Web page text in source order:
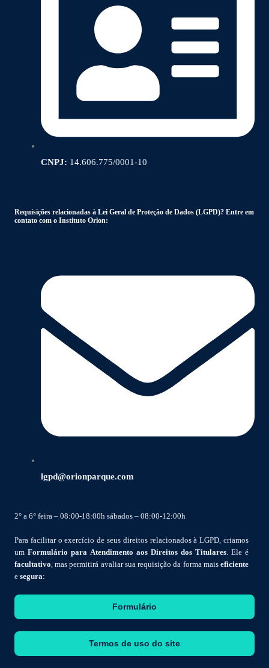
CNPJ: 14.606.775/0001-10
Requisições relacionadas à Lei Geral de Proteção de Dados (LGPD)? Entre em
contato com o Instituto Orion:
lgpd@orionparque.com
2° a 6° feira – 08:00-18:00h sábados – 08:00-12:00h
Para facilitar o exercício de seus direitos relacionados à LGPD, criamos
um Formulário para Atendimento aos Direitos dos Titulares . Ele é
facultativo , mas permitirá avaliar sua requisição da forma mais eficiente
e segura:
Formulário
Termos de uso do site